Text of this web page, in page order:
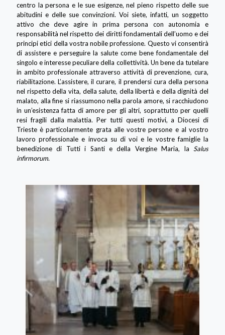
centro la persona e le sue esigenze, nel pieno rispetto delle sue
abitudini e delle sue convinzioni. Voi siete, infatti, un soggetto
attivo che deve agire in prima persona con autonomia e
responsabilità nel rispetto dei diritti fondamentali dell’uomo e dei
principi etici della vostra nobile professione. Questo vi consentirà
di assistere e perseguire la salute come bene fondamentale del
singolo e interesse peculiare della collettività. Un bene da tutelare
in ambito professionale attraverso attività di prevenzione, cura,
riabilitazione. L’assistere, il curare, il prendersi cura della persona
nel rispetto della vita, della salute, della libertà e della dignità del
malato, alla fine si riassumono nella parola amore, si racchiudono
in un’esistenza fatta di amore per gli altri, soprattutto per quelli
resi fragili dalla malattia. Per tutti questi motivi, a Diocesi di
Trieste è particolarmente grata alle vostre persone e al vostro
lavoro professionale e invoca su di voi e le vostre famiglie la
benedizione di Tutti i Santi e della Vergine Maria, la Salus
infirmorum.